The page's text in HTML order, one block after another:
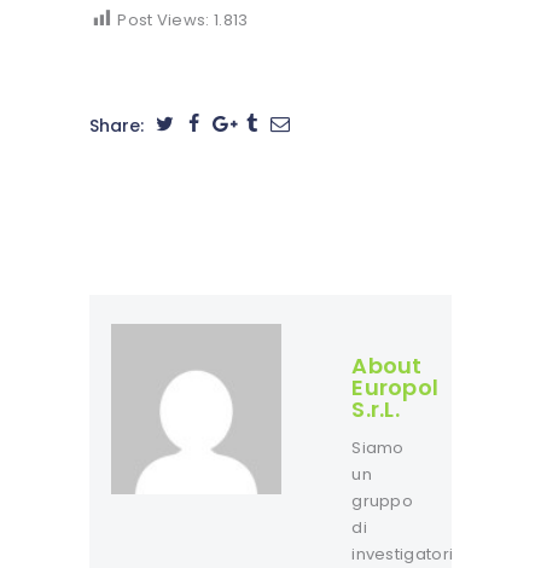
Post Views: 1.813
Share:
About
Europol
S.r.L.
Siamo
un
gruppo
di
investigatori